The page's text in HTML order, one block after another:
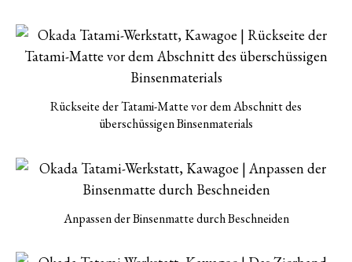
Rückseite der Tatami-Matte vor dem Abschnitt des
überschüssigen Binsenmaterials
Anpassen der Binsenmatte durch Beschneiden